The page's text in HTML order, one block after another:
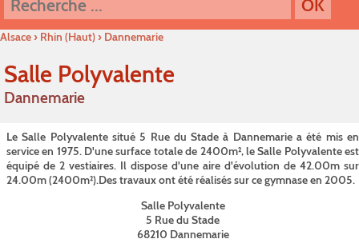
Alsace› Rhin (Haut)› Dannemarie
Salle Polyvalente
Dannemarie
Le Salle Polyvalente situé 5 Rue du Stade à Dannemarie a été mis en
service en 1975. D'une surface totale de 2400m², le Salle Polyvalente est
équipé de 2 vestiaires. Il dispose d'une aire d'évolution de 42.00m sur
24.00m (2400m²).Des travaux ont été réalisés sur ce gymnase en 2005.
Salle Polyvalente
5 Rue du Stade
68210 Dannemarie